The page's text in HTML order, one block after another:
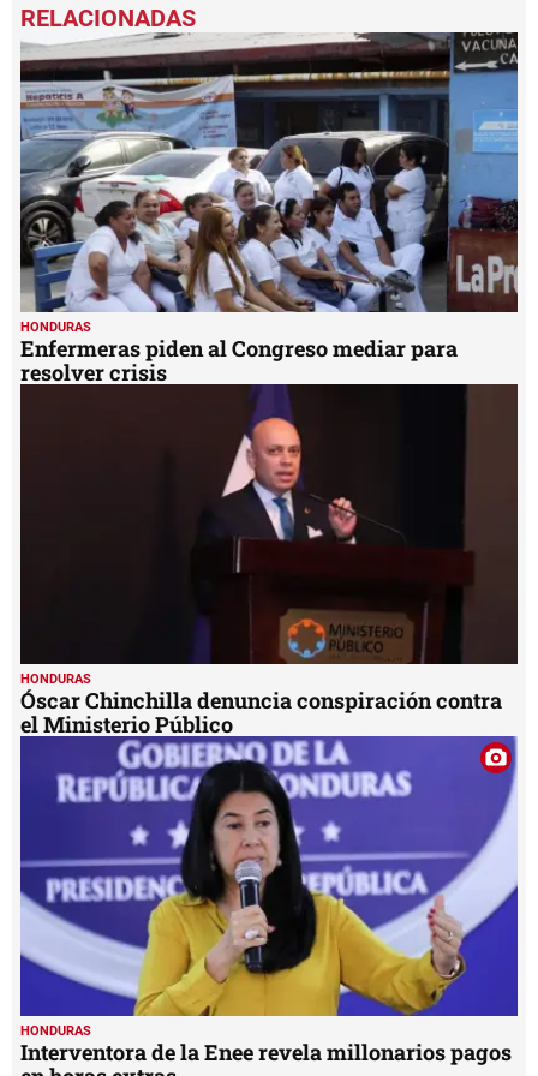
seconds
of
1
minute,
7
seconds
HONDURAS
Enfermeras piden al Congreso mediar para
resolver crisis
HONDURAS
Óscar Chinchilla denuncia conspiración contra
el Ministerio Público
HONDURAS
Interventora de la Enee revela millonarios pagos